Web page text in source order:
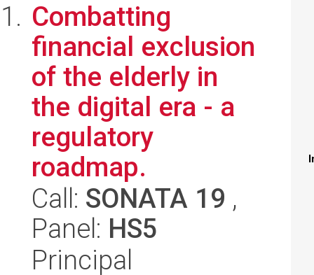
Combatting
financial exclusion
of the elderly in
the digital era - a
regulatory
roadmap.
Call: SONATA 19 ,
Panel: HS5
Principal